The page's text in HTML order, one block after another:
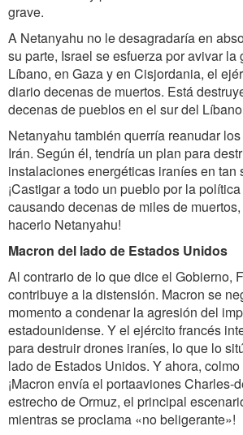
grave.
A Netanyahu no le desagradaría en
su parte, Israel se esfuerza por avivar la
Líbano, en Gaza y en Cisjordania, el
diario decenas de muertos. Está
decenas de pueblos en el sur del
Netanyahu también querría reanudar
Irán. Según él, tendría un plan para
instalaciones energéticas iraníes en tan
¡Castigar a todo un pueblo por la
causando decenas de miles de
hacerlo Netanyahu!
Macron del lado de Estados Unidos
Al contrario de lo que dice el Gobierno,
contribuye a la distensión. Macron se
momento a condenar la agresión del
estadounidense. Y el ejército francés
para destruir drones iraníes, lo que lo
lado de Estados Unidos. Y ahora,
¡Macron envía el portaaviones Charles-
estrecho de Ormuz, el principal
mientras se proclama «no beligerante»!